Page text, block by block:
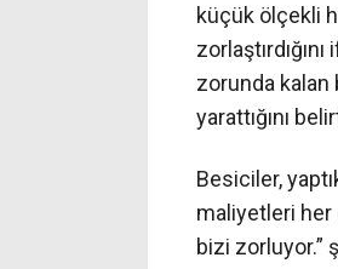
küçük ölçekli
zorunda kalan
yarattığını
Besiciler,
maliyetleri her
bizi zorluyor.”